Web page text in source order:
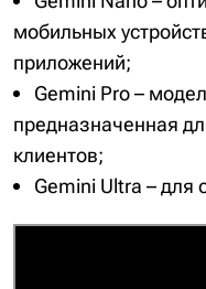
мобильных
приложений;
Gemini Pro –
предназначенная
клиентов;
Gemini Ultra – для